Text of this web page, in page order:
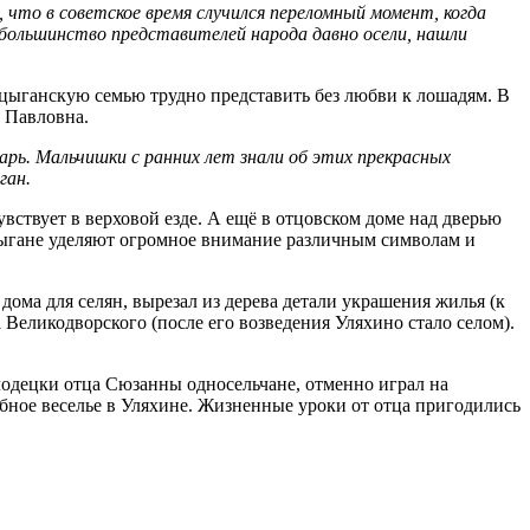
в советское время случился переломный момент, когда
представителей народа давно осели, нашли
семью трудно представить без любви к лошадям. В
Павловна.
Мальчишки с ранних лет знали об этих прекрасных
в верховой езде. А ещё в отцовском доме над дверью
уделяют огромное внимание различным символам и
для селян, вырезал из дерева детали украшения жилья (к
(после его возведения Уляхино стало селом).
отца Сюзанны односельчане, отменно играл на
веселье в Уляхине. Жизненные уроки от отца пригодились